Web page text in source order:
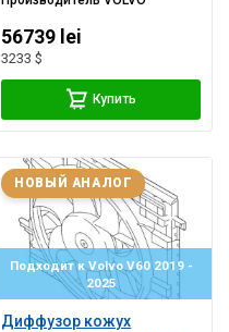
56739 lei
3233 $
Купить
Подходит к Volvo V60 2019 -
2025
Диффузор кожух
НОВЫЙ АНАЛОГ